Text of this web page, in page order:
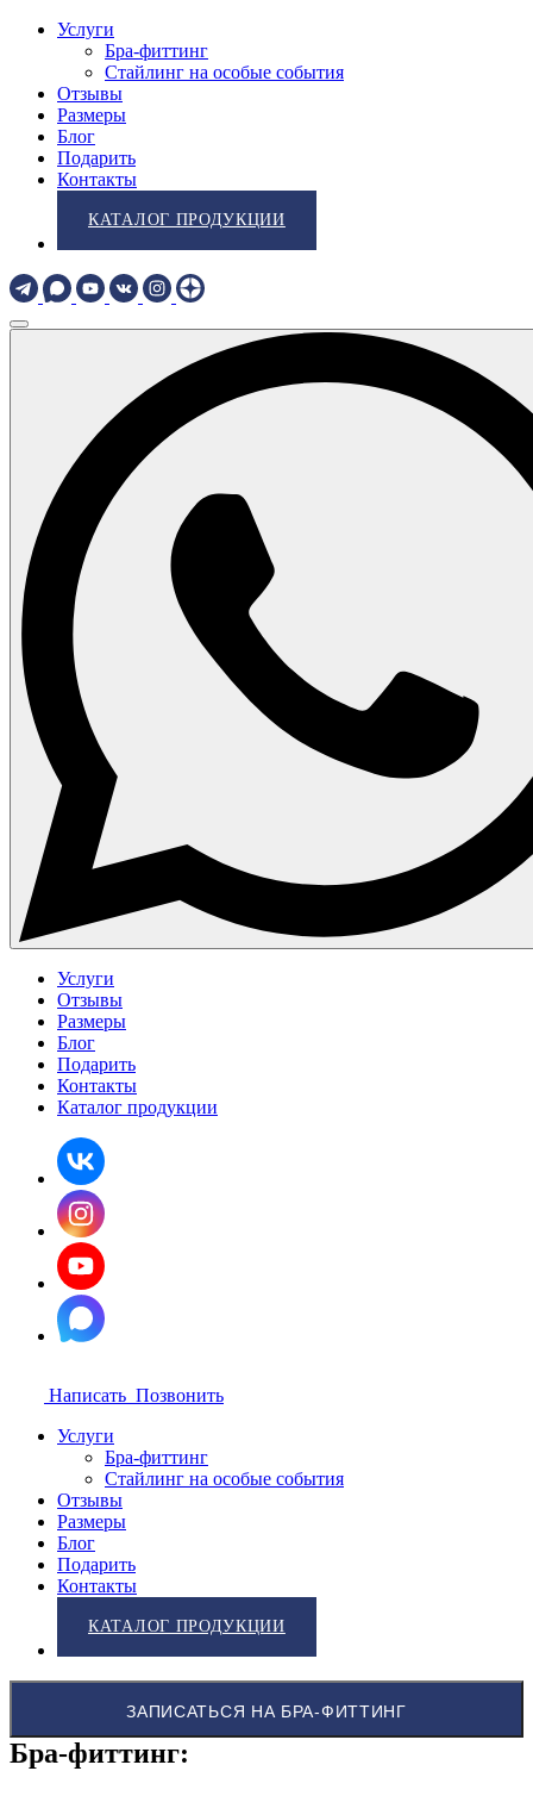
Услуги
Бра-фиттинг
Стайлинг на особые события
Отзывы
Размеры
Блог
Подарить
Контакты
КАТАЛОГ ПРОДУКЦИИ
Услуги
Отзывы
Размеры
Блог
Подарить
Контакты
Каталог продукции
Написать Позвонить
Услуги
Бра-фиттинг
Стайлинг на особые события
Отзывы
Размеры
Блог
Подарить
Контакты
КАТАЛОГ ПРОДУКЦИИ
ЗАПИСАТЬСЯ НА БРА-ФИТТИНГ
Бра-фиттинг: